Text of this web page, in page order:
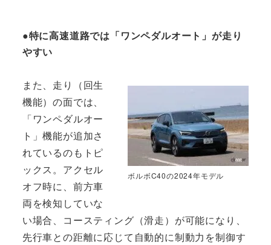
●特に高速道路では「ワンペダルオート」が走り
やすい
ボルボC40の2024年モデル
また、走り（回生
機能）の面では、
「ワンペダルオー
ト」機能が追加さ
れているのもトピ
ックス。アクセル
オフ時に、前方車
両を検知していな
い場合、コースティング（滑走）が可能になり、
先行車との距離に応じて自動的に制動力を制御す